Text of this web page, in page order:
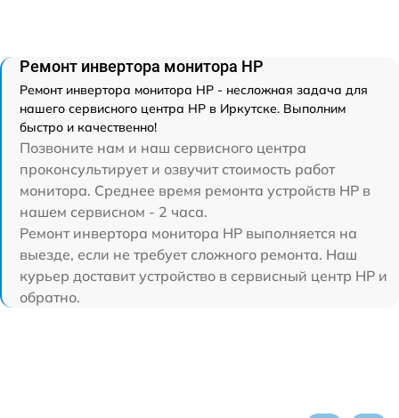
Ремонт инвертора монитора HP
Ремонт инвертора монитора HP - несложная задача для
нашего сервисного центра HP в Иркутске. Выполним
быстро и качественно!
Позвоните нам и наш сервисного центра
проконсультирует и озвучит стоимость работ
монитора. Среднее время ремонта устройств HP в
нашем сервисном - 2 часа.
Ремонт инвертора монитора HP выполняется на
выезде, если не требует сложного ремонта. Наш
курьер доставит устройство в сервисный центр HP и
обратно.